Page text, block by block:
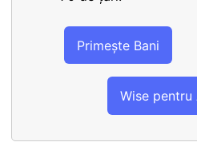
Primește Bani
Wise pentru